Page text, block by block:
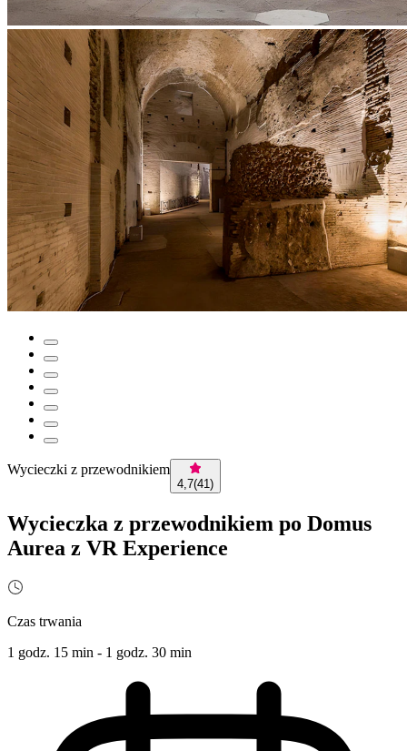
Wycieczki z przewodnikiem
4,7(41)
Wycieczka z przewodnikiem po Domus
Aurea z VR Experience
Czas trwania
1 godz. 15 min - 1 godz. 30 min